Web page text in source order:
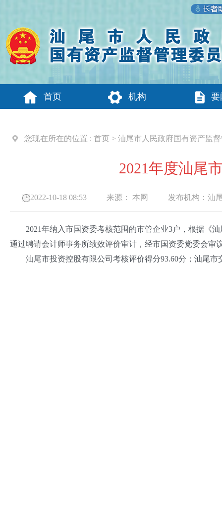
首页 机构 要
您现在所在的位置 : 首页 > 汕尾市人民政府国有资产监
2021年度汕尾
2022-10-18 08:53 来源： 本网 发布机构： 汕
2021年纳入市国资委考核范围的市管企业3户，根据《汕
通过聘请会计师事务所绩效评价审计，经市国资委党委会审
汕尾市投资控股有限公司考核评价得分93.60分；汕尾市